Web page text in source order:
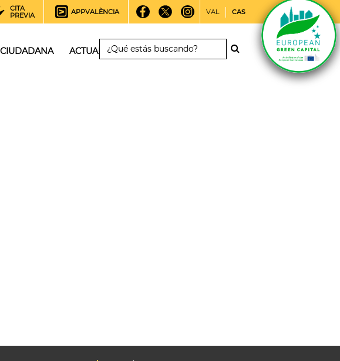
CITA
PREVIA
APPVALÈNCIA VAL CAS
ACTUALIDAD